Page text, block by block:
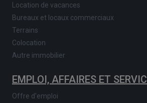
Location de vacances
Bureaux et locaux commerciaux
Terrains
Colocation
Autre immobilier
EMPLOI, AFFAIRES ET
Offre d'emploi